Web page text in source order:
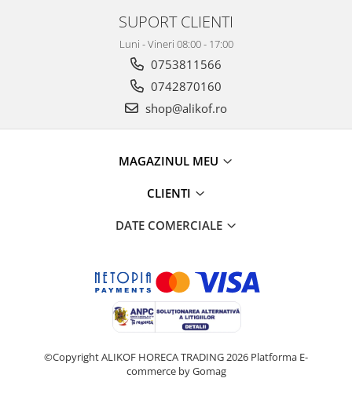
SUPORT CLIENTI
Luni - Vineri 08:00 - 17:00
0753811566
0742870160
shop@alikof.ro
MAGAZINUL MEU
CLIENTI
DATE COMERCIALE
©Copyright ALIKOF HORECA TRADING 2026 Platforma E-
commerce by Gomag